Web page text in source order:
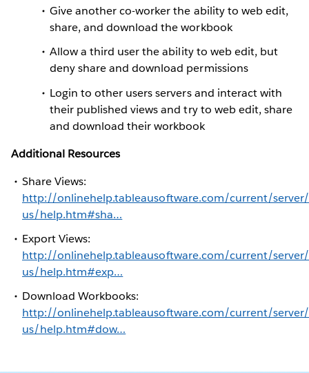
Give another co-worker the ability to web edit,
share, and download the workbook
Allow a third user the ability to web edit, but
deny share and download permissions
Login to other users servers and interact with
their published views and try to web edit, share
and download their workbook
Additional Resources
Share Views:
http://onlinehelp.tableausoftware.com/current/
us/help.htm#sha…
Export Views:
http://onlinehelp.tableausoftware.com/current/
us/help.htm#exp…
Download Workbooks:
http://onlinehelp.tableausoftware.com/current/
us/help.htm#dow…